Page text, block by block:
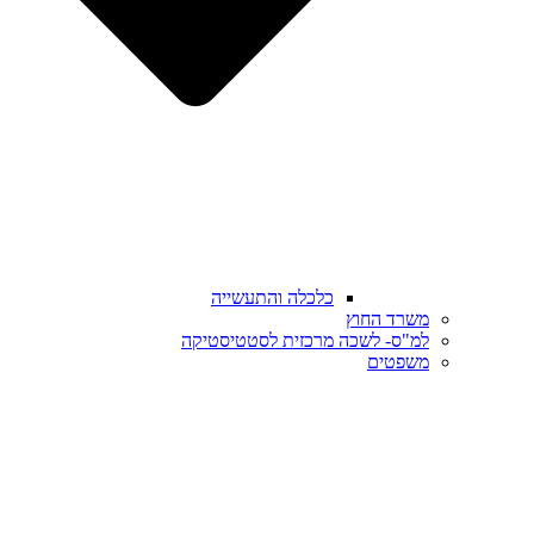
כלכלה והתעשייה
משרד החוץ
למ"ס- לשכה מרכזית לסטטיסטיקה
משפטים